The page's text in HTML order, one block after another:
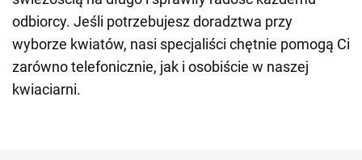
odbiorcy. Jeśli potrzebujesz doradztwa przy
wyborze kwiatów, nasi specjaliści chętnie pomogą Ci
zarówno telefonicznie, jak i osobiście w naszej
kwiaciarni.